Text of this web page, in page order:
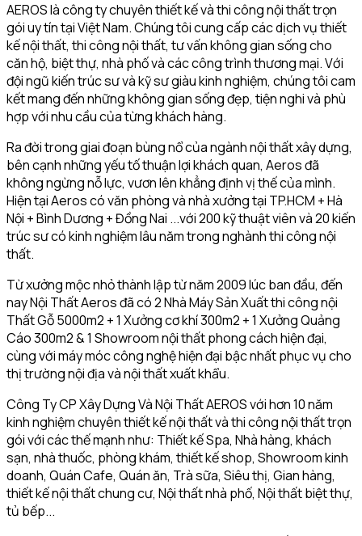
AEROS là công ty chuyên thiết kế và thi công nội thất trọn
gói uy tín tại Việt Nam. Chúng tôi cung cấp các dịch vụ thiết
kế nội thất, thi công nội thất, tư vấn không gian sống cho
căn hộ, biệt thự, nhà phố và các công trình thương mại. Với
đội ngũ kiến trúc sư và kỹ sư giàu kinh nghiệm, chúng tôi cam
kết mang đến những không gian sống đẹp, tiện nghi và phù
hợp với nhu cầu của từng khách hàng.
Ra đời trong giai đoạn bùng nổ của ngành nội thất xây dựng,
bên cạnh những yếu tố thuận lợi khách quan, Aeros đã
không ngừng nỗ lực, vươn lên khẳng định vị thế của mình.
Hiện tại Aeros có văn phòng và nhà xưởng tại TP.HCM + Hà
Nội + Bình Dương + Đồng Nai ...với 200 kỹ thuật viên và 20 kiến
trúc sư có kinh nghiệm lâu năm trong nghành thi công nội
thất.
Từ xưởng mộc nhỏ thành lập từ năm 2009 lúc ban đầu, đến
nay Nội Thất Aeros đã có 2 Nhà Máy Sản Xuất thi công nội
Thất Gỗ 5000m2 + 1 Xưởng cơ khí 300m2 + 1 Xưởng Quảng
Cáo 300m2 & 1 Showroom nội thất phong cách hiện đại,
cùng với máy móc công nghệ hiện đại bậc nhất phục vụ cho
thị trường nội địa và nội thất xuất khẩu.
Công Ty CP Xây Dựng Và Nội Thất AEROS với hơn 10 năm
kinh nghiệm chuyên thiết kế nội thất và thi công nội thất trọn
gói với các thế mạnh như: Thiết kế Spa, Nhà hàng, khách
sạn, nhà thuốc, phòng khám, thiết kế shop, Showroom kinh
doanh, Quán Cafe, Quán ăn, Trà sữa, Siêu thị, Gian hàng,
thiết kế nội thất chung cư, Nội thất nhà phố, Nội thất biệt thự,
tủ bếp...